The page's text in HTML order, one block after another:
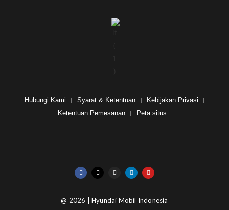
Hubungi Kami Syarat & Ketentuan
Kebijakan Privasi
Ketentuan Pemesanan
Peta situs
@ 2026 | Hyundai Mobil Indonesia